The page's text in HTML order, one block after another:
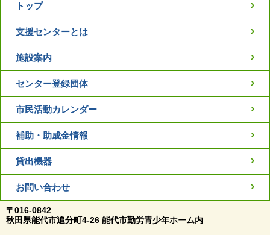
トップ
支援センターとは
施設案内
センター登録団体
市民活動カレンダー
補助・助成金情報
貸出機器
お問い合わせ
〒016-0842
秋田県能代市追分町4-26 能代市勤労青少年ホーム内